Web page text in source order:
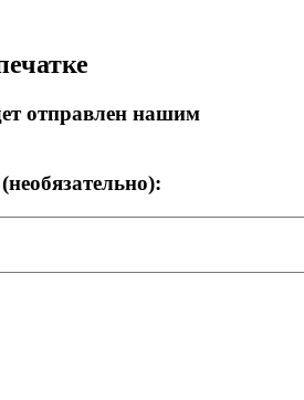
отправлен нашим